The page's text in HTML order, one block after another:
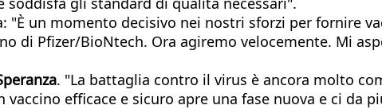
"È un momento decisivo nei nostri sforzi per fornire
di Pfizer/BioNtech. Ora agiremo velocemente. Mi
. "La battaglia contro il virus è ancora molto
efficace e sicuro apre una fase nuova e ci da